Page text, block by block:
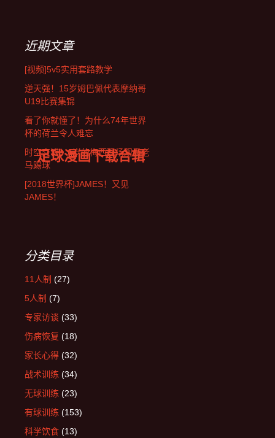
足球漫画下载合辑
近期文章
[视频]5v5实用套路教学
逆天强！15岁姆巴佩代表摩纳哥
U19比赛集锦
看了你就懂了！为什么74年世界
杯的荷兰令人难忘
时空交错！6岁的梅西现场观看老
马踢球
[2018世界杯]JAMES！又见
JAMES！
分类目录
11人制 (27)
5人制 (7)
专家访谈 (33)
伤病恢复 (18)
家长心得 (32)
战术训练 (34)
无球训练 (23)
有球训练 (153)
科学饮食 (13)